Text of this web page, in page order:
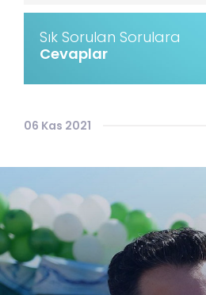
Sık Sorulan Sorulara
Cevaplar
06 Kas 2021